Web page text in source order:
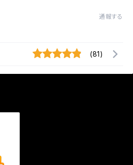
通報する
(81)